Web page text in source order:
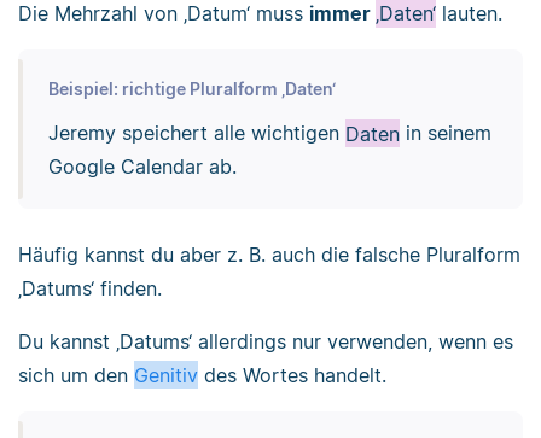
Die Mehrzahl von ‚Datum‘ muss immer ‚Daten‘ lauten.
Beispiel: richtige Pluralform ‚Daten‘
Jeremy speichert alle wichtigen Datenin seinem
Google Calendar ab.
Häufig kannst du aber z. B. auch die falsche Pluralform
‚Datums‘ finden.
Du kannst ‚Datums‘ allerdings nur verwenden, wenn es
sich um den Genitiv des Wortes handelt.